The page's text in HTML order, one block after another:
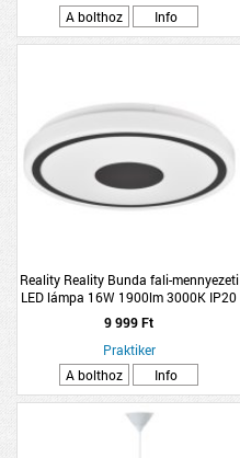
A bolthoz
Info
Reality Reality Bunda fali-mennyezeti
LED lámpa 16W 1900lm 3000K IP20
D33/H6cm matt fekete
9 999 Ft
Praktiker
A bolthoz
Info